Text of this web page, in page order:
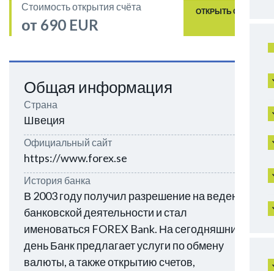
Стоимость открытия счёта
от 690 EUR
ОТКРЫТЬ СЧЁТ
Общая информация
Страна
Швеция
Официальный сайт
https://www.forex.se
История банка
В 2003 году получил разрешение на ведение
банковской деятельности и стал
именоваться FOREX Bank. На сегодняшний
день Банк предлагает услуги по обмену
валюты, а также открытию счетов,